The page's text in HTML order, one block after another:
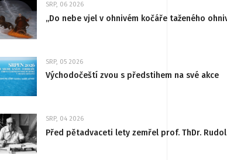
SRP, 06 2026
„Do nebe vjel v ohnivém kočáře taženého
SRP, 05 2026
Východočeští zvou s předstihem na své akce
SRP, 04 2026
Před pětadvaceti lety zemřel prof. ThDr.